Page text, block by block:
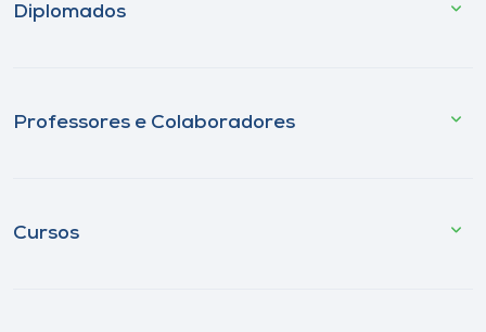
Diplomados
Professores e Colaboradores
Cursos